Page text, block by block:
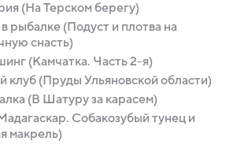
(На Терском берегу)
рыбалке (Подуст и плотва на
снасть)
(Камчатка. Часть 2-я)
клуб (Пруды Ульяновской области)
(В Шатуру за карасем)
Собакозубый тунец и
макрель)